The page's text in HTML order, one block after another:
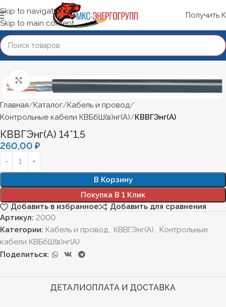
Skip to navigation
Skip to main content
Получить
Нажмите, чтобы увеличить
Главная Каталог
Кабель и провод
Контрольные кабели КВБбШ(в)нг(А)
КВВГЭнг(А)
КВВГЭнг(А) 14*1,5
260,00 ₽
В Корзину
Покупка В 1 Клик
Добавить в избранное
Добавить для сравнения
Артикул: 2000
Категории: Кабель и провод КВВГЭнг(А)
Контрольные
кабели КВБбШ(в)нг(А)
Поделиться:
ДЕТАЛИОПЛАТА И ДОСТАВКА